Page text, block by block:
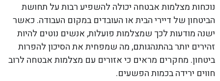
נוכחות מצלמות אבטחה יכולה להשפיע רבות על תחושת
הביטחון של דיירי הבית או העובדים במקום העבודה. כאשר
ישנה מודעות לכך שמצלמות פועלות, אנשים נוטים להיות
זהירים יותר בהתנהגותם, מה שמפחית את הסיכון להפרות
ביטחון. מחקרים מראים כי אזורים עם מצלמות אבטחה לרוב
חווים ירידה בכמות הפשעים.